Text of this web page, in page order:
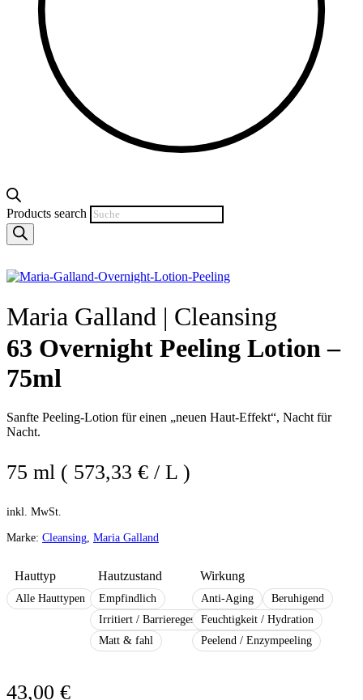
Products search
Maria Galland | Cleansing
63 Overnight Peeling Lotion –
75ml
Sanfte Peeling-Lotion für einen „neuen Haut-Effekt“, Nacht für
Nacht.
75 ml ( 573,33 € / L )
inkl. MwSt.
Marke: Cleansing, Maria Galland
Hauttyp
Alle Hauttypen
Hautzustand
Empfindlich
Irritiert / Barrieregestört
Matt & fahl
Wirkung
Anti-Aging
Beruhigend
Feuchtigkeit / Hydration
Peelend / Enzympeeling
43,00 €